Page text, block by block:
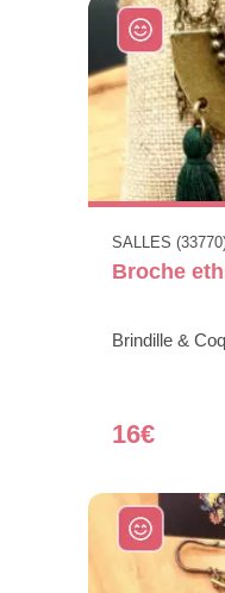
SALLES
Broche
Brindille &
16€